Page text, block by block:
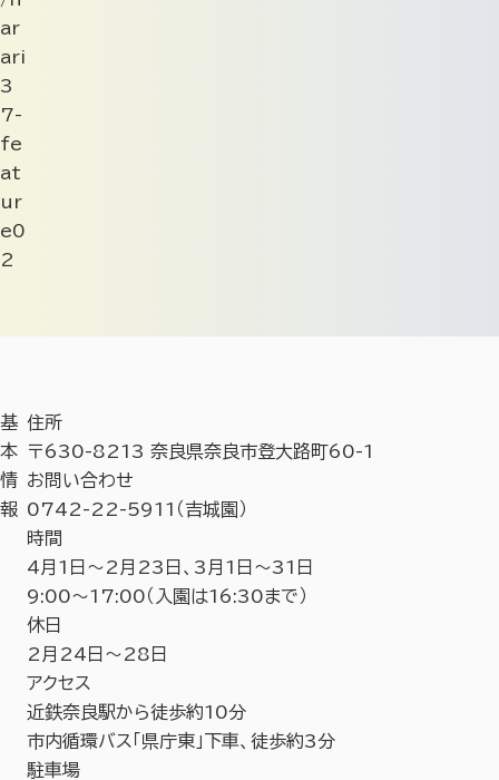
ar
ari
3
7-
fe
at
ur
e0
2
基
本
情
報
住所
〒630-8213 奈良県奈良市登大路町60-1
お問い合わせ
0742-22-5911（吉城園）
時間
4月1日～2月23日、3月1日～31日
9:00～17:00（入園は16:30まで）
休日
2月24日～28日
アクセス
近鉄奈良駅から徒歩約10分
市内循環バス「県庁東」下車、徒歩約3分
駐車場